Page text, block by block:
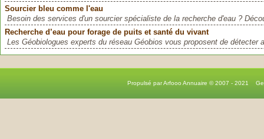
Sourcier bleu comme l'eau
Besoin des services d'un sourcier spécialiste de la recherche d'eau ?
Recherche d’eau pour forage de puits et santé du vivant
Les Géobiologues experts du réseau Géobios vous proposent de détecter
Propulsé par Arfooo Annuaire © 2007 - 2021